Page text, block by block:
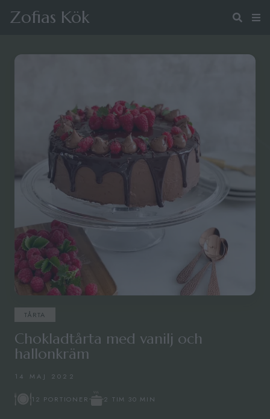
Zofias Kök
TÅRTA
Chokladtårta med vanilj och
hallonkräm
14 MAJ 2022
12 PORTIONER 2 TIM 30 MIN